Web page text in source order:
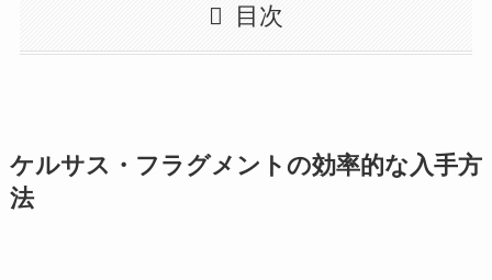
目次
ケルサス・フラグメントの効率的な入手方
法